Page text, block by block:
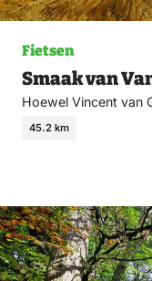
Fietsen
Smaak van
Hoewel Vincent van
45.2 km